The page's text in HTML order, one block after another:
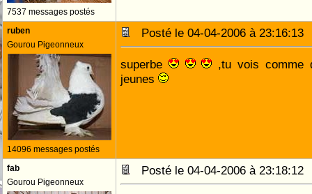
7537 messages postés
ruben
Gourou Pigeonneux
14096 messages postés
Posté le 04-04-2006 à
superbe
,tu vois comme
jeunes
fab
Gourou Pigeonneux
Posté le 04-04-2006 à